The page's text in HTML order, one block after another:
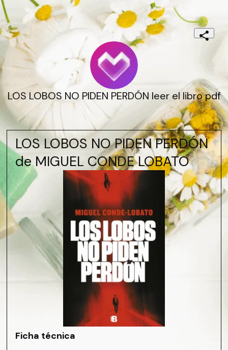
LOS LOBOS NO PIDEN PERDÓN leer el libro pdf
LOS LOBOS NO PIDEN PERDÓN
de MIGUEL CONDE LOBATO
Ficha técnica